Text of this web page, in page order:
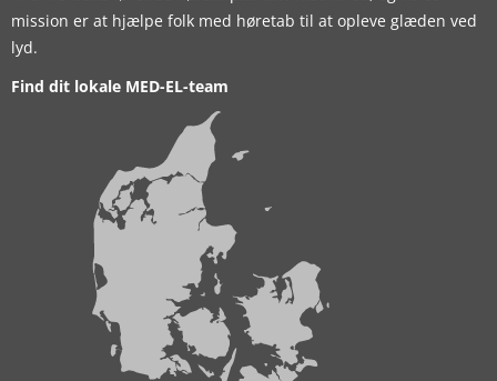
mission er at hjælpe folk med høretab til at opleve glæden ved
lyd.
Find dit lokale MED-EL-team